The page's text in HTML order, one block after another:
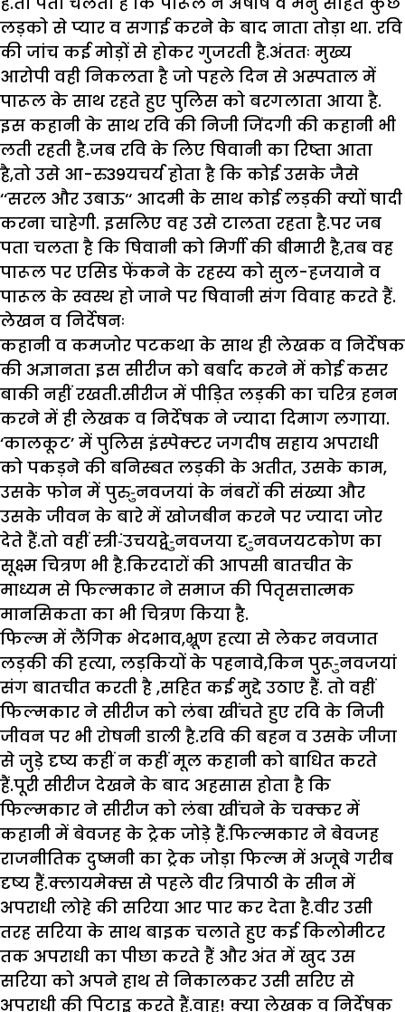
लड़को से प्यार व सगाई करने के बाद नाता तोड़ा था. रवि
की जांच कई मोड़ों से होकर गुजरती है.अंततः मुख्य
आरोपी वही निकलता है जो पहले दिन से अस्पताल में
पारूल के साथ रहते हुए पुलिस को बरगलाता आया है.
इस कहानी के साथ रवि की निजी जिंदगी की कहानी भी
लती रहती है.जब रवि के लिए षिवानी का रिष्ता आता
है,तो उसे आ-रु39यचर्य होता है कि कोई उसके जैसे
‘‘सरल और उबाऊ‘‘ आदमी के साथ कोई लड़की क्यों षादी
करना चाहेगी. इसलिए वह उसे टालता रहता है.पर जब
पता चलता है कि षिवानी को मिर्गी की बीमारी है,तब वह
पारूल पर एसिड फेंकने के रहस्य को सुल-हजयाने व
पारूल के स्वस्थ हो जाने पर षिवानी संग विवाह करते हैं.
लेखन व निर्देषनः
कहानी व कमजोर पटकथा के साथ ही लेखक व निर्देषक
की अज्ञानता इस सीरीज को बर्बाद करने में कोई कसर
बाकी नहीं रखती.सीरीज में पीड़ित लड़की का चरित्र हनन
करने में ही लेखक व निर्देषक ने ज्यादा दिमाग लगाया.
‘कालकूट’ में पुलिस इंस्पेक्टर जगदीष सहाय अपराधी
को पकड़ने की बनिस्बत लड़की के अतीत, उसके काम,
उसके फोन में पुरु-ुनवजयां के नंबरों की संख्या और
उसके जीवन के बारे में खोजबीन करने पर ज्यादा जोर
देते हैं.तो वहीं स्त्री-ंउचयद्वे-ुनवजया दृ-ुनवजयटकोण का
सूक्ष्म चित्रण भी है.किरदारों की आपसी बातचीत के
माध्यम से फिल्मकार ने समाज की पितृसत्तात्मक
मानसिकता का भी चित्रण किया है.
फिल्म में लैंगिक भेदभाव,भ्रूण हत्या से लेकर नवजात
लड़की की हत्या, लड़कियों के पहनावे,किन पुरू-ुनवजयां
संग बातचीत करती है ,सहित कई मुद्दे उठाए हैं. तो वहीं
फिल्मकार ने सीरीज को लंबा खींचते हुए रवि के निजी
जीवन पर भी रोषनी डाली है.रवि की बहन व उसके जीजा
से जुड़े दृष्य कहीं न कहीं मूल कहानी को बाधित करते
हैं.पूरी सीरीज देखने के बाद अहसास होता है कि
फिल्मकार ने सीरीज को लंबा खींचने के चक्कर में
कहानी में बेवजह के ट्रेक जोड़े हैं.फिल्मकार ने बेवजह
राजनीतिक दुष्मनी का ट्रेक जोड़ा फिल्म में अजूबे गरीब
दृष्य हैं.क्लायमेक्स से पहले वीर त्रिपाठी के सीन में
अपराधी लोहे की सरिया आर पार कर देता है.वीर उसी
तरह सरिया के साथ बाइक चलाते हुए कई किलोमीटर
तक अपराधी का पीछा करते हैं और अंत में खुद उस
सरिया को अपने हाथ से निकालकर उसी सरिए से
अपराधी की पिटाइ्र करते हैं.वाह! क्या लेखक व निर्देषक